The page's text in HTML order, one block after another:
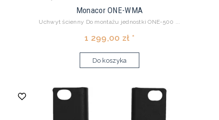
Monacor ONE-WMA
Uchwyt ścienny Do montażu jednostki ONE-500 ...
1 299,00 zł *
Do koszyka